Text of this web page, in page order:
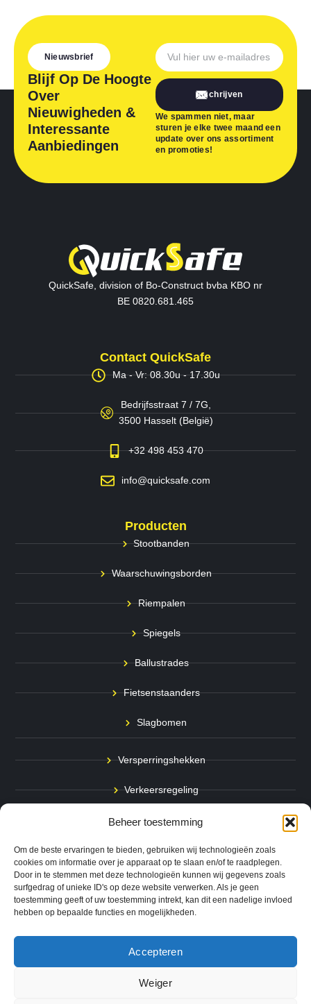
Beheer toestemming
Om de beste ervaringen te bieden, gebruiken wij technologieën zoals
cookies om informatie over je apparaat op te slaan en/of te raadplegen.
Door in te stemmen met deze technologieën kunnen wij gegevens zoals
surfgedrag of unieke ID's op deze website verwerken. Als je geen
toestemming geeft of uw toestemming intrekt, kan dit een nadelige invloed
hebben op bepaalde functies en mogelijkheden.
Accepteren
Weiger
Nieuwsbrief
Blijf Op De Hoogte
Over
Nieuwigheden &
Interessante
Aanbiedingen
Inschrijven
We spammen niet, maar
sturen je elke twee maand een
update over ons assortiment
en promoties!
QuickSafe, division of Bo-Construct bvba KBO nr
BE 0820.681.465
Contact QuickSafe
Ma - Vr: 08.30u - 17.30u
Bedrijfsstraat 7 / 7G,
3500 Hasselt (België)
+32 498 453 470
info@quicksafe.com
Producten
Stootbanden
Waarschuwingsborden
Riempalen
Spiegels
Ballustrades
Fietsenstaanders
Slagbomen
Versperringshekken
Verkeersregeling
Stadspalen
Afzetpalen
Bodemmarkering
Ram- & Aanrijbeveiliging
Copyright © 2024 QuickSafe. Alle rechten voorbehouden.